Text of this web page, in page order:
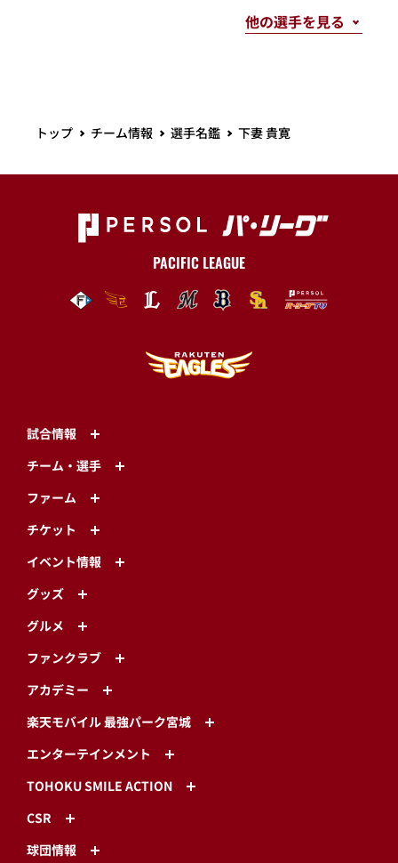
トップ チーム情報 選手名鑑 下妻 貴寛
PACIFIC LEAGUE
試合情報
チーム・選手
ファーム
チケット
イベント情報
グッズ
グルメ
ファンクラブ
アカデミー
楽天モバイル 最強パーク宮城
エンターテインメント
TOHOKU SMILE ACTION
CSR
球団情報